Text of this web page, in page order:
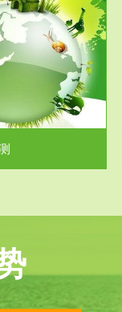
范围
试
括有机废气和无机废
主要包括...